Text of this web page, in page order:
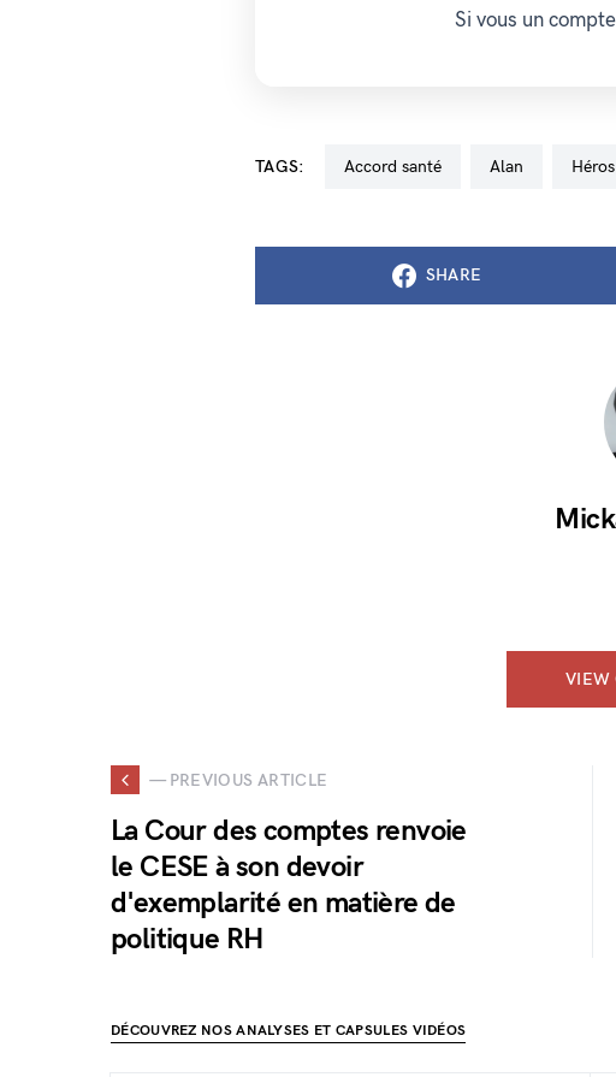
Si vous un
TAGS: accord santé Alan Héros
SHARE
VIEW
— PREVIOUS ARTICLE
La Cour des comptes renvoie
le CESE à son devoir
d'exemplarité en matière de
politique RH
DÉCOUVREZ NOS ANALYSES ET CAPSULES VIDÉOS